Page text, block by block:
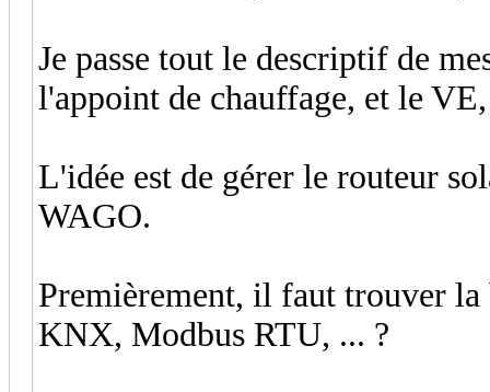
Je passe tout le descriptif de
l'appoint de chauffage, et le
L'idée est de gérer le routeur
WAGO.
Premièrement, il faut trouver
KNX, Modbus RTU, ... ?